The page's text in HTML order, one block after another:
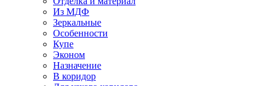
Из МДФ
Зеркальные
Особенности
Купе
Эконом
Назначение
В коридор